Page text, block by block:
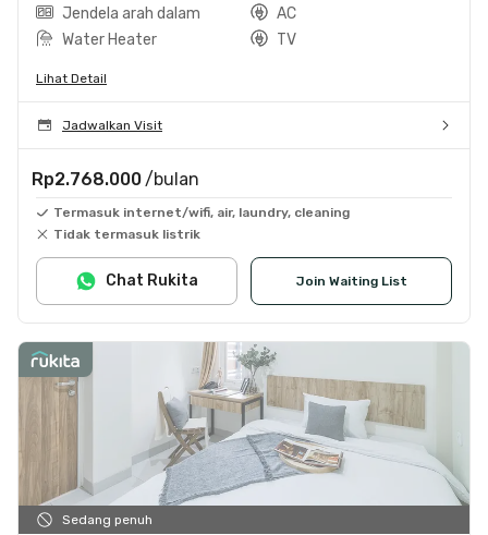
Jendela arah dalam
AC
Water Heater
TV
Lihat Detail
Jadwalkan Visit
Rp2.768.000 /bulan
Termasuk internet/wifi, air, laundry, cleaning
Tidak termasuk listrik
Join Waiting List
Chat Rukita
Sedang penuh